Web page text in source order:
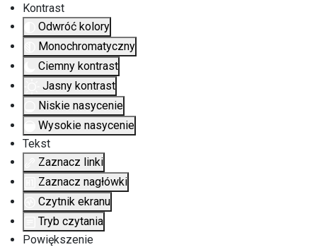
Kontrast
Odwróć kolory
Monochromatyczny
Ciemny kontrast
Jasny kontrast
Niskie nasycenie
Wysokie nasycenie
Tekst
Zaznacz linki
Zaznacz nagłówki
Czytnik ekranu
Tryb czytania
Powiększenie